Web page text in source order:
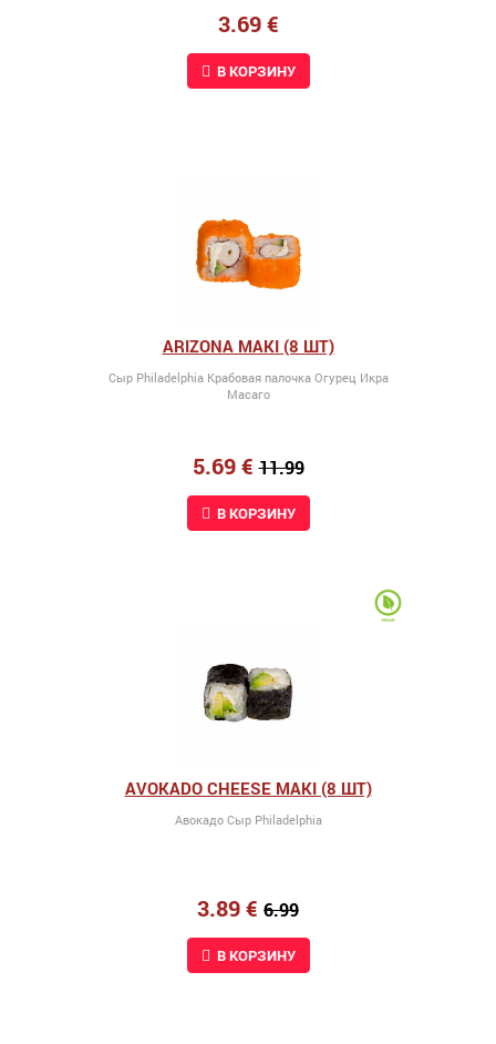
3.69 €
В КОРЗИНУ
ARIZONA MAKI (8 ШТ)
Сыр Philadelphia Крабовая палочка Огурец Икра
Масаго
5.69 €11.99
В КОРЗИНУ
AVOKADO CHEESE MAKI (8 ШТ)
Авокадо Сыр Philadelphia
3.89 € 6.99
В КОРЗИНУ